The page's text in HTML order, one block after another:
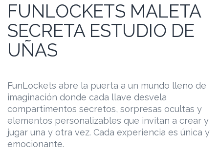
FUNLOCKETS MALETA
SECRETA ESTUDIO DE
UÑAS
FunLockets abre la puerta a un mundo lleno de
imaginación donde cada llave desvela
compartimentos secretos, sorpresas ocultas y
elementos personalizables que invitan a crear y
jugar una y otra vez. Cada experiencia es única y
emocionante.